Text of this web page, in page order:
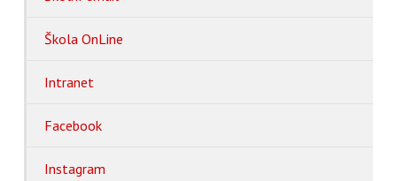
Škola OnLine
Intranet
Facebook
Instagram